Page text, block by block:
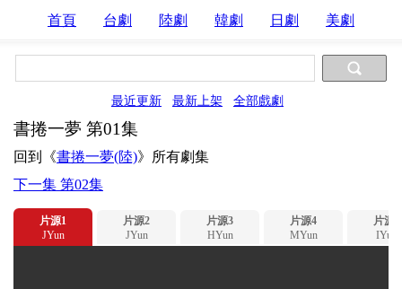
首頁 台劇 陸劇 韓劇 日劇 美劇
最近更新 最新上架 全部戲劇
書捲一夢 第01集
回到《書捲一夢(陸)》所有劇集
下一集 第02集
片源1
JYun
片源2
JYun
片源3
HYun
片源4
MYun
片源5
IYun